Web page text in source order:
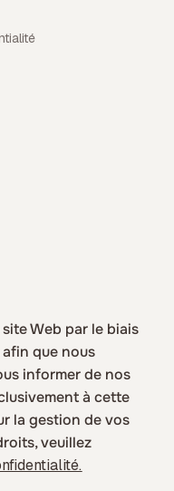
Web par le biais
que nous
informer de nos
à cette
la gestion de vos
veuillez